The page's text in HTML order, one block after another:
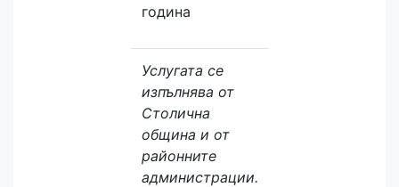
година
Услугата се
изпълнява от
Столична
община и от
районните
администрации.